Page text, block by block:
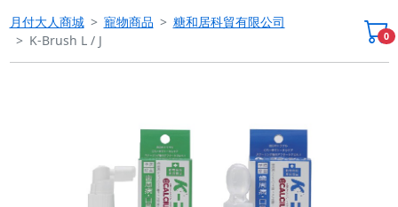
月付大人商城 寵物商品
糖和居科貿有限公司
K-Brush L / J
0